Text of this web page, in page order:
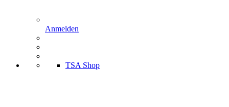
Anmelden
TSA Shop